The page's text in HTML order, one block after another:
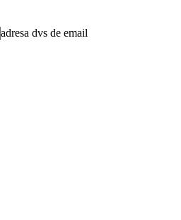
adresa dvs de email